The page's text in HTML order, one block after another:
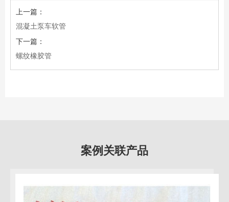
上一篇：
混凝土泵车软管
下一篇：
螺纹橡胶管
案例关联产品